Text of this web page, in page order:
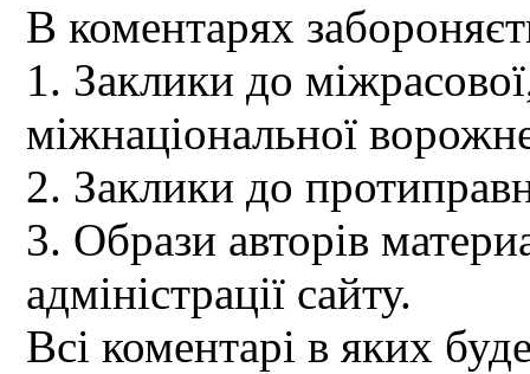
В коментарях
1. Заклики до
міжнаціональної
2. Заклики до
3. Образи авторів
адміністрації сайту.
Всі коментарі в яких